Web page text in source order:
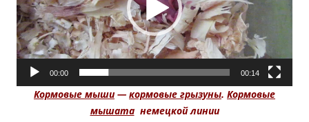
00:00 00:14
Кормовые мыши— кормовые грызуны. Кормовые
мышатанемецкой линии